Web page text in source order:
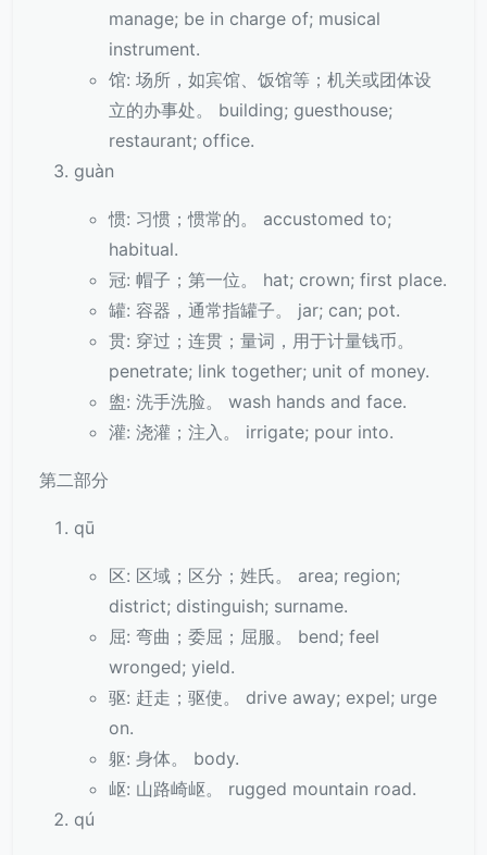
manage; be in charge of; musical
instrument.
馆: 场所，如宾馆、饭馆等；机关或团体设
立的办事处。 building; guesthouse;
restaurant; office.
guàn
惯: 习惯；惯常的。 accustomed to;
habitual.
冠: 帽子；第一位。 hat; crown; first place.
罐: 容器，通常指罐子。 jar; can; pot.
贯: 穿过；连贯；量词，用于计量钱币。
penetrate; link together; unit of money.
盥: 洗手洗脸。 wash hands and face.
灌: 浇灌；注入。 irrigate; pour into.
第二部分
qū
区: 区域；区分；姓氏。 area; region;
district; distinguish; surname.
屈: 弯曲；委屈；屈服。 bend; feel
wronged; yield.
驱: 赶走；驱使。 drive away; expel; urge
on.
躯: 身体。 body.
岖: 山路崎岖。 rugged mountain road.
qú